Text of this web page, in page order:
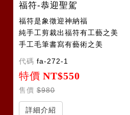
福符-恭迎聖駕
福符是象徵迎神納福
純手工剪裁出福符有工藝之美
手工毛筆書寫有藝術之美
代碼 fa-272-1
特價 NT$550
售價 $980
詳細介紹